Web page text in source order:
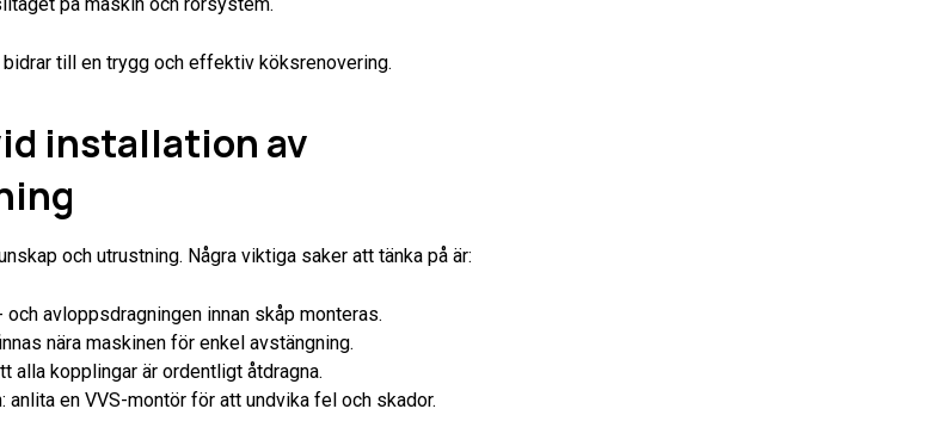
på maskin och rörsystem.
till en trygg och effektiv köksrenovering.
installation av
och utrustning. Några viktiga saker att tänka på är:
och avloppsdragningen innan skåp monteras.
nära maskinen för enkel avstängning.
alla kopplingar är ordentligt åtdragna.
en VVS-montör för att undvika fel och skador.